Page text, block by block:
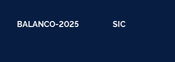
BALANCO-2025 SIC